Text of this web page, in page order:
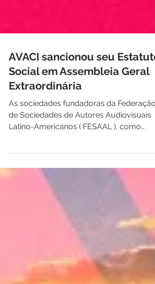
AVACI sancionou seu Estatuto
Social em Assembleia Geral
Extraordinária
As sociedades fundadoras da Federação
de Sociedades de Autores Audiovisuais
membros fundadores da...